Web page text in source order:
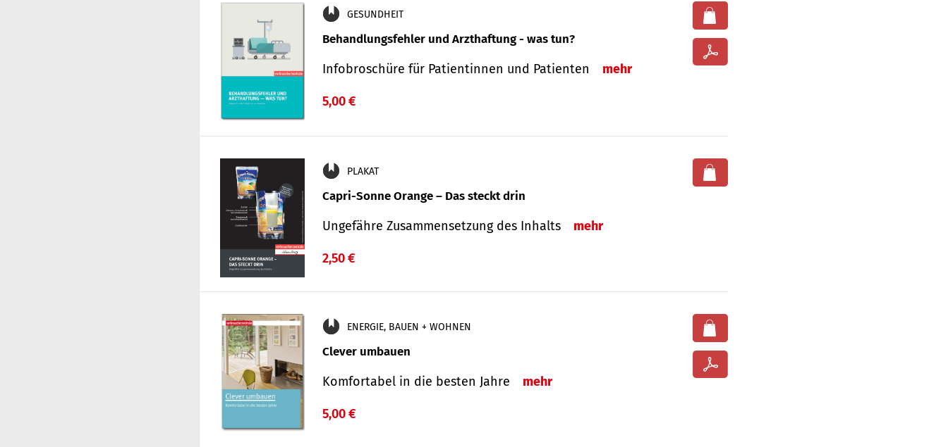
GESUNDHEIT
Behandlungsfehler und Arzthaftung - was tun?
Infobroschüre für Patientinnen und Patienten mehr
5,00 €
PLAKAT
Capri-Sonne Orange – Das steckt drin
Ungefähre Zu­sammen­setzung des Inhalts mehr
2,50 €
ENERGIE, BAUEN + WOHNEN
Clever umbauen
Komfortabel in die besten Jahre mehr
5,00 €